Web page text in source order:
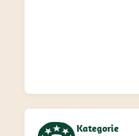
Kategorie